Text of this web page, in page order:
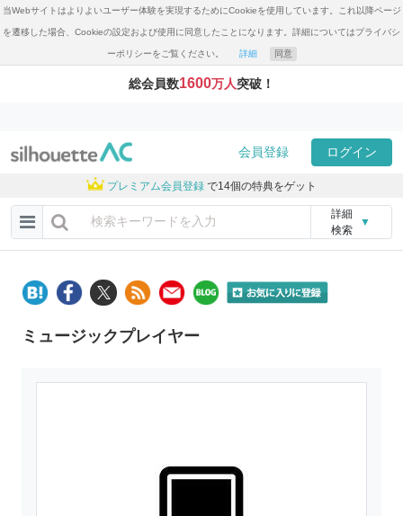
当Webサイトはよりよいユーザー体験を実現するためにCookieを使用しています。これ以降ページ
を遷移した場合、Cookieの設定および使用に同意したことになります。詳細についてはプライバシ
ーポリシーをご覧ください。 詳細 同意
総会員数1600万人突破！
会員登録 ログイン
プレミアム会員登録 で14個の特典をゲット
詳細
検索
▼
ミュージックプレイヤー